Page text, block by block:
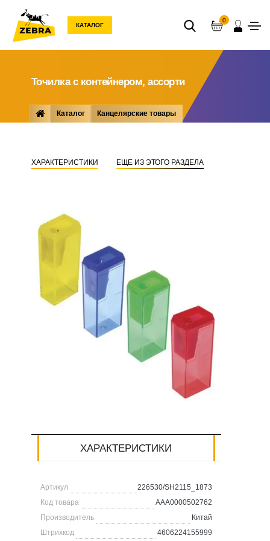
КАТАЛОГ
0
Точилка с контейнером, ассорти
Каталог Канцелярские товары
ХАРАКТЕРИСТИКИ
ЕЩЕ ИЗ ЭТОГО РАЗДЕЛА
ХАРАКТЕРИСТИКИ
Артикул
226530/SH2115_1873
Код товара
AAA0000502762
Производитель
Китай
Штрихкод
4606224155999